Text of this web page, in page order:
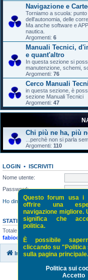
Navigazione e
Torniamo a scuola:
dell'autonomia, delle
Ma anche software e
nautica.
Argomenti: 6
Manuali Tecnici,
e quant'altro
In questa sezione si
manutenzione, schemi,
Argomenti: 76
Cerco Manuali
in questa sezione, è
sezione Manuali Tecnici
Argomenti: 47
Chi più ne ha, più
...perchè non si parla
Argomenti: 110
LOGIN • ISCRIVITI
Nome utente:
Password:
Ho dimenticato la password
STATISTICHE
Totale messaggi
fabiocvarese
Questo forum usa i
offrire una
navigazione migliore.
significa che
politica.
È possibile
cliccando su "Politica
sulla pagina principale.
Politica sui
Accetto
Indice di NauticForum.it
Copyright © 2016
phpBB®